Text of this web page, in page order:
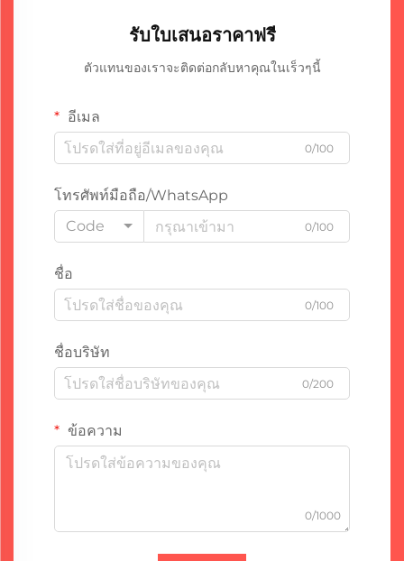
รับใบเสนอราคาฟรี
ตัวแทนของเราจะติดต่อกลับหาคุณในเร็วๆนี้
อีเมล
0/100
โทรศัพท์มือถือ/WhatsApp
Code
0/100
ชื่อ
0/100
ชื่อบริษัท
0/200
ข้อความ
0/1000